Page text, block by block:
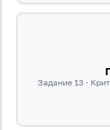
Забыли пароль?
на
политике в
, а
Задание 13 ·